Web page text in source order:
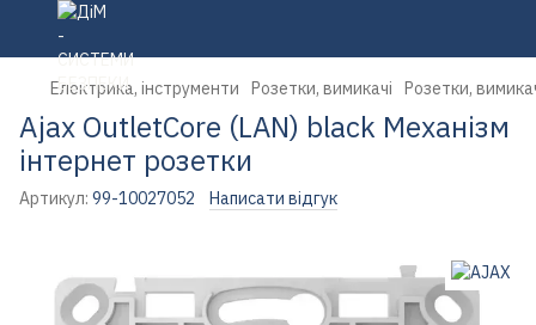
Електрика, інструменти Розетки, вимикачі Розетки,
Ajax OutletCore (LAN) black Механізм
інтернет розетки
Артикул: 99-10027052 Написати відгук